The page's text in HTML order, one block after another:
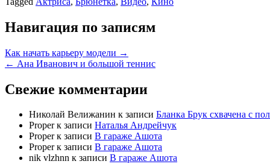
Навигация по записям
Как начать карьеру модели →
← Ана Иванович и большой теннис
Свежие комментарии
Николай Велижанин к записи Бланка Брук схвачена с
Properк записи Наталья Андрейчук
Properк записи В гараже Ашота
Properк записи В гараже Ашота
nik vlzhnn к записи В гараже Ашота